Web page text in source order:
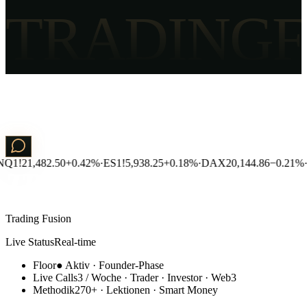
21,482.50+0.42%·ES1!5,938.25+0.18%·DAX20,144.86−0.21%·
Trading Fusion
Live StatusReal-time
Floor● Aktiv · Founder-Phase
Live Calls3 / Woche · Trader · Investor · Web3
Methodik270+ · Lektionen · Smart Money